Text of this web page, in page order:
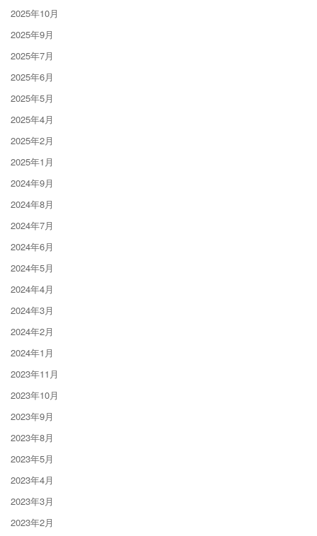
2025年10月
2025年9月
2025年7月
2025年6月
2025年5月
2025年4月
2025年2月
2025年1月
2024年9月
2024年8月
2024年7月
2024年6月
2024年5月
2024年4月
2024年3月
2024年2月
2024年1月
2023年11月
2023年10月
2023年9月
2023年8月
2023年5月
2023年4月
2023年3月
2023年2月